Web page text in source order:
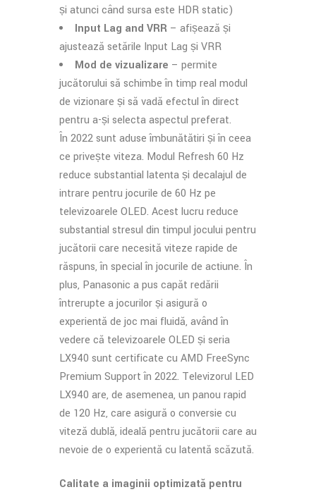
și atunci când sursa este HDR static)
Input Lag and VRR – afișează și
ajustează setările Input Lag și VRR
Mod de vizualizare – permite
jucătorului să schimbe în timp real modul
de vizionare și să vadă efectul în direct
pentru a-și selecta aspectul preferat.
În 2022 sunt aduse îmbunătățiri și în ceea
ce privește viteza. Modul Refresh 60 Hz
reduce substanțial latența și decalajul de
intrare pentru jocurile de 60 Hz pe
televizoarele OLED. Acest lucru reduce
substanțial stresul din timpul jocului pentru
jucătorii care necesită viteze rapide de
răspuns, în special în jocurile de acțiune. În
plus, Panasonic a pus capăt redării
întrerupte a jocurilor și asigură o
experiență de joc mai fluidă, având în
vedere că televizoarele OLED și seria
LX940 sunt certificate cu AMD FreeSync
Premium Support în 2022. Televizorul LED
LX940 are, de asemenea, un panou rapid
de 120 Hz, care asigură o conversie cu
viteză dublă, ideală pentru jucătorii care au
nevoie de o experiență cu latență scăzută.
Calitate a imaginii optimizată pentru